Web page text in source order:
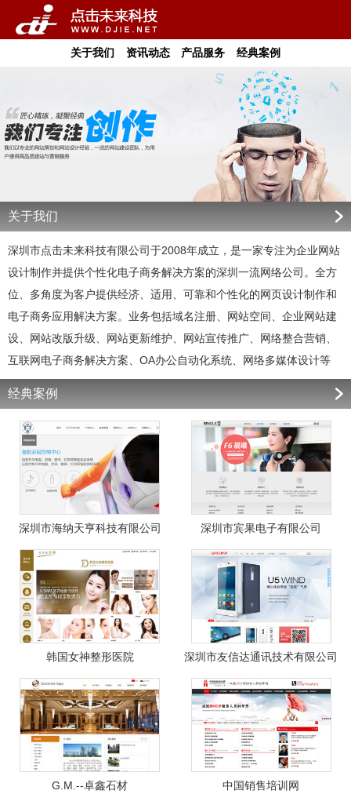
关于我们 资讯动态 产品服务 经典案例
关于我们
深圳市点击未来科技有限公司于2008年成立，是一家专注为企业网站
设计制作并提供个性化电子商务解决方案的深圳一流网络公司。全方
位、多角度为客户提供经济、适用、可靠和个性化的网页设计制作和
电子商务应用解决方案。业务包括域名注册、网站空间、企业网站建
设、网站改版升级、网站更新维护、网站宣传推广、网络整合营销、
互联网电子商务解决方案、OA办公自动化系统、网络多媒体设计等
经典案例
深圳市海纳天亨科技有限公司 深圳市宾果电子有限公司
韩国女神整形医院 深圳市友信达通讯技术有限公司
G.M.--卓鑫石材 中国销售培训网